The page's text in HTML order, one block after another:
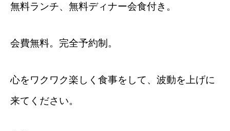
無料ランチ、無料ディナー会食付き。
会費無料。完全予約制。
心をワクワク楽しく食事をして、波動を上げに
来てください。